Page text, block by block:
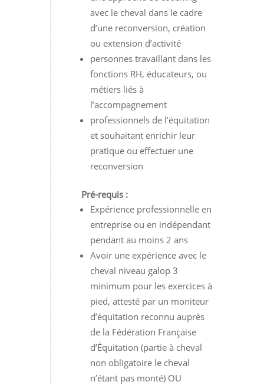
avec le cheval dans le cadre
d’une reconversion, création
ou extension d’activité
personnes travaillant dans les
fonctions RH, éducateurs, ou
métiers liés à
l’accompagnement
professionnels de l’équitation
et souhaitant enrichir leur
pratique ou effectuer une
reconversion
Pré-requis :
Expérience professionnelle en
entreprise ou en indépendant
pendant au moins 2 ans
Avoir une expérience avec le
cheval niveau galop 3
minimum pour les exercices à
pied, attesté par un moniteur
d’équitation reconnu auprès
de la Fédération Française
d’Équitation (partie à cheval
non obligatoire le cheval
n’étant pas monté) OU